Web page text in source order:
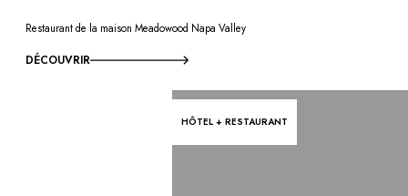
Restaurant de la maison Meadowood Napa Valley
DÉCOUVRIR
HÔTEL + RESTAURANT